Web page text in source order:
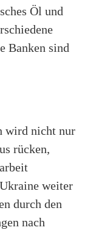
Öl und
Banken sind
wird nicht nur
rücken,
weiter
durch den
nach